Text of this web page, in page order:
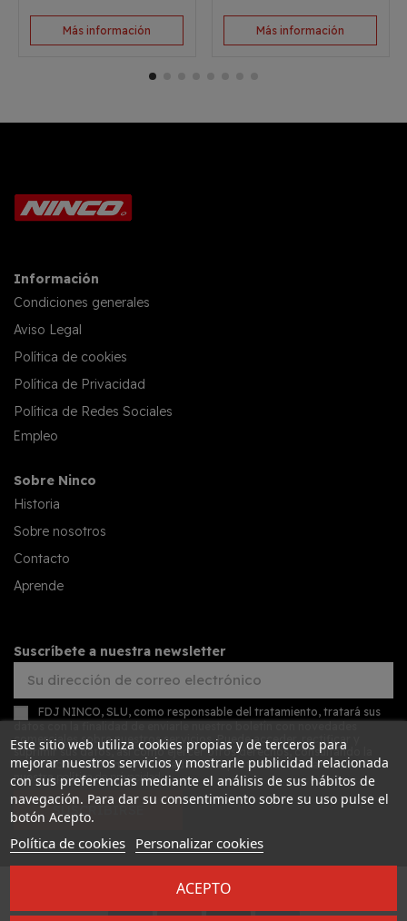
Más información Más información
Información
Condiciones generales
Aviso Legal
Política de cookies
Política de Privacidad
Política de Redes Sociales
Empleo
Sobre Ninco
Historia
Sobre nosotros
Contacto
Aprende
Suscríbete a nuestra newsletter
FDJ NINCO, SLU, como responsable del tratamiento, tratará sus
comerciales sobre nuestros servicios. Puede acceder, rectificar y
suprimir sus datos, así como ejercer otros derechos, consultando la
información adicional y detallada sobre protección de datos en
nuestra política de privacidad
SUSCRIBIRSE
Desarrollado por
Este sitio web utiliza cookies propias y de terceros para
mejorar nuestros servicios y mostrarle publicidad relacionada
con sus preferencias mediante el análisis de sus hábitos de
navegación. Para dar su consentimiento sobre su uso pulse el
botón Acepto.
Política de cookies Personalizar cookies
ACEPTO